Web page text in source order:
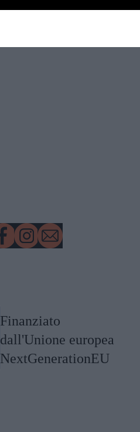
Finanziato
dall'Unione europea
NextGenerationEU